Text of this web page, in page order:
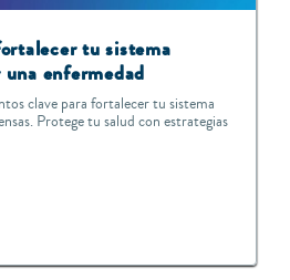
tu sistema
enfermedad
clave para fortalecer tu sistema
Protege tu salud con estrategias